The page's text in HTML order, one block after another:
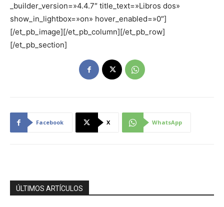
_builder_version=»4.4.7″ title_text=»Libros dos»
show_in_lightbox=»on» hover_enabled=»0″]
[/et_pb_image][/et_pb_column][/et_pb_row]
[/et_pb_section]
Facebook X WhatsApp
ÚLTIMOS ARTÍCULOS